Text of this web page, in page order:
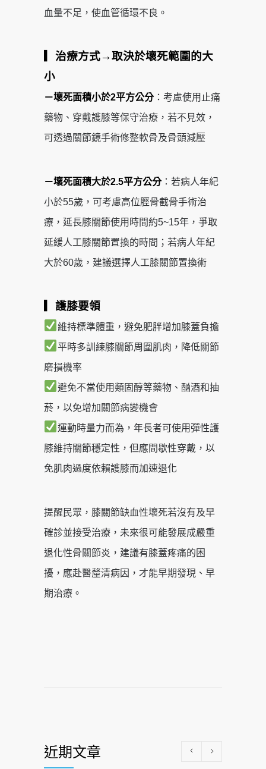
血量不足，使血管循環不良。
▎治療方式→取決於壞死範圍的大
小
－壞死面積小於2平方公分：考慮使用止痛
藥物、穿戴護膝等保守治療，若不見效，
可透過關節鏡手術修整軟骨及骨頭減壓
－壞死面積大於2.5平方公分：若病人年紀
小於55歲，可考慮高位脛骨截骨手術治
療，延長膝關節使用時間約5~15年，爭取
延緩人工膝關節置換的時間；若病人年紀
大於60歲，建議選擇人工膝關節置換術
護膝要領
維持標準體重，避免肥胖增加膝蓋負擔
平時多訓練膝關節周圍肌肉，降低關節
磨損機率
避免不當使用類固醇等藥物、酗酒和抽
菸，以免增加關節病變機會
運動時量力而為，年長者可使用彈性護
膝維持關節穩定性，但應間歇性穿戴，以
免肌肉過度依賴護膝而加速退化
提醒民眾，膝關節缺血性壞死若沒有及早
確診並接受治療，未來很可能發展成嚴重
退化性骨關節炎，建議有膝蓋疼痛的困
擾，應赴醫釐清病因，才能早期發現、早
期治療。
近期文章